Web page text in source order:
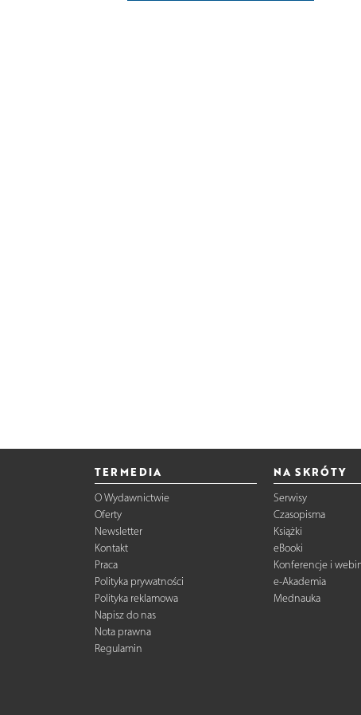
TERMEDIA
O Wydawnictwie
Oferty
Newsletter
Kontakt
Praca
Polityka prywatności
Polityka reklamowa
Napisz do nas
Nota prawna
Regulamin
NA SKRÓTY
Serwisy
Czasopisma
Książki
eBooki
Konferencje i
e-Akademia
Mednauka